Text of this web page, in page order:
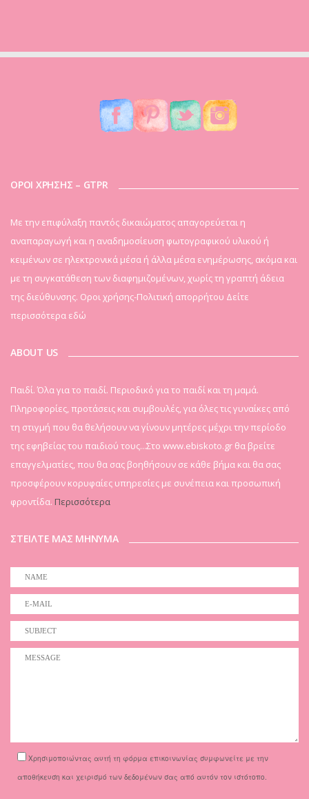
ΟΡΟΙ ΧΡΗΣΗΣ – GTPR
Mε την επιφύλαξη παντός δικαιώματος απαγορεύεται η
αναπαραγωγή και η αναδημοσίευση φωτογραφικού υλικού ή
κειμένων σε ηλεκτρονικά μέσα ή άλλα μέσα ενημέρωσης, ακόμα και
με τη συγκατάθεση των διαφημιζομένων, χωρίς τη γραπτή άδεια
της διεύθυνσης. Οροι χρήσης-Πολιτική απορρήτου Δείτε
περισσότερα εδώ
ABOUT US
Παιδί. Όλα για το παιδί. Περιοδικό για το παιδί και τη μαμά.
Πληροφορίες, προτάσεις και συμβουλές, για όλες τις γυναίκες από
τη στιγμή που θα θελήσουν να γίνουν μητέρες μέχρι την περίοδο
της εφηβείας του παιδιού τους...Στο www.ebiskoto.gr θα βρείτε
επαγγελματίες, που θα σας βοηθήσουν σε κάθε βήμα και θα σας
προσφέρουν κορυφαίες υπηρεσίες με συνέπεια και προσωπική
φροντίδα. Περισσότερα
ΣΤΕΙΛΤΕ ΜΑΣ ΜΗΝΥΜΑ
Χρησιμοποιώντας αυτή τη φόρμα επικοινωνίας συμφωνείτε με την
αποθήκευση και χειρισμό των δεδομένων σας από αυτόν τον ιστότοπο.